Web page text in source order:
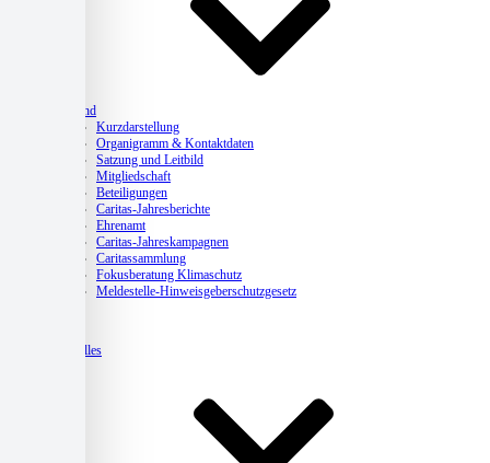
Verband
Kurzdarstellung
Organigramm & Kontaktdaten
Satzung und Leitbild
Mitgliedschaft
Beteiligungen
Caritas-Jahresberichte
Ehrenamt
Caritas-Jahreskampagnen
Caritassammlung
Fokusberatung Klimaschutz
Meldestelle-Hinweisgeberschutzgesetz
Aktuelles